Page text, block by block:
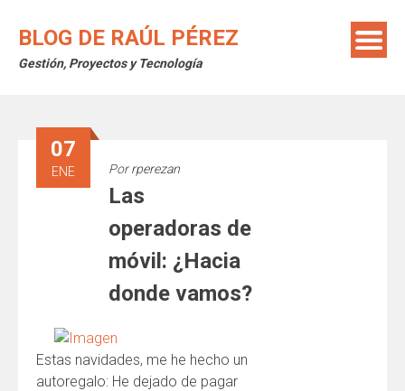
BLOG DE RAÚL PÉREZ
Gestión, Proyectos y Tecnología
07
ENE Porrperezan
Las
operadoras de
móvil: ¿Hacia
donde vamos?
Estas navidades, me he hecho un
autoregalo: He dejado de pagar